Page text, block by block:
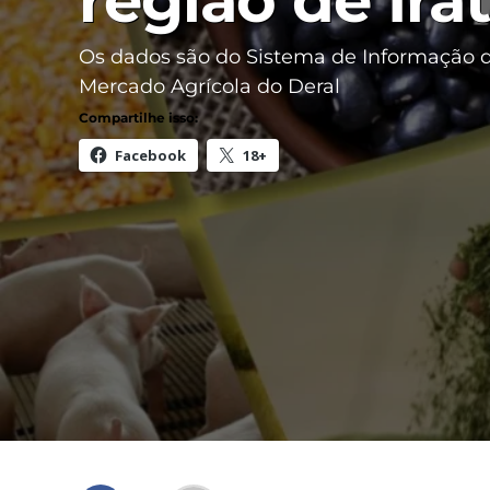
Os dados são do Sistema de Informação
Mercado Agrícola do Deral
Compartilhe isso:
Facebook 18+